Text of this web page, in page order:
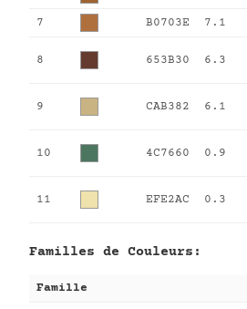
7 B0703E 7.1
8 653B30 6.3
9 CAB382 6.1
10 4C7660 0.9
11 EFE2AC 0.3
Familles de Couleurs:
Famille